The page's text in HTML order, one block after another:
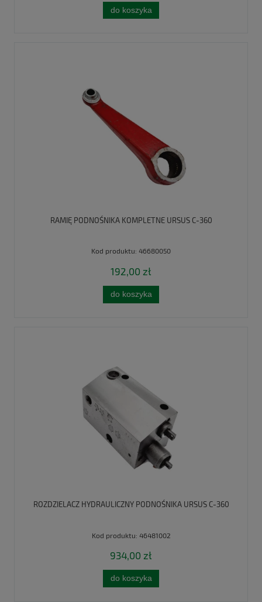
do koszyka
RAMIĘ PODNOŚNIKA KOMPLETNE URSUS C-360
Kod produktu: 46680050
192,00 zł
do koszyka
ROZDZIELACZ HYDRAULICZNY PODNOŚNIKA URSUS C-360
Kod produktu: 46481002
934,00 zł
do koszyka